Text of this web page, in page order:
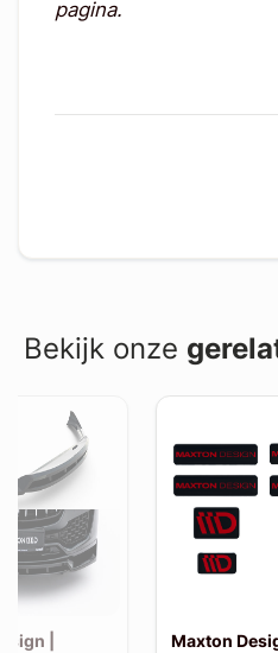
pagina.
Bekijk onze
|
Maxton